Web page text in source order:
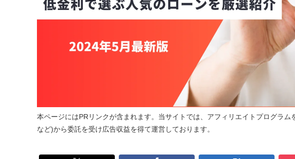
本ページにはPRリンクが含まれます。当サイトでは、アフィリエイトプログラ
など)から委託を受け広告収益を得て運営しております。